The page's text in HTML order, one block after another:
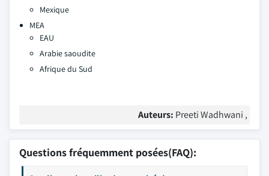
Mexique
MEA
EAU
Arabie saoudite
Afrique du Sud
Auteurs: Preeti Wadhwani ,
Questions fréquemment posées(FAQ):